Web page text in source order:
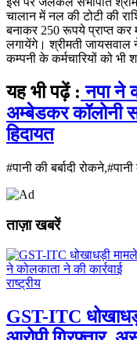
चालान में नल की टोटी की
बनाकर 250 रूपये प्राप्त कर
लगायेंगे। श्रीमती जायसवाल
कम्पनी के कर्मचारियों को भी
यह भी पढ़ें : नपा ने
अम्बेडकर कॉलोनी
हिदायत
#पानी की बर्बादी
ताज़ा खबरें
राष्ट्रीय
GST-ITC